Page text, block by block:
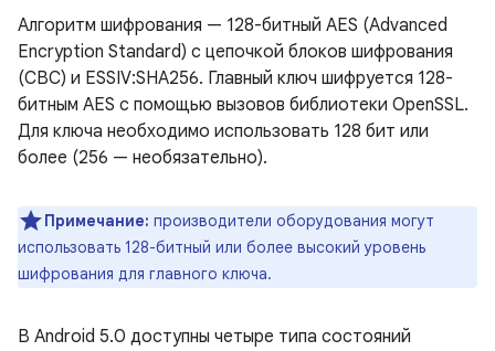
Алгоритм шифрования — 128-битный AES (Advanced
Encryption Standard) с цепочкой блоков шифрования
(CBC) и ESSIV:SHA256. Главный ключ шифруется 128-
битным AES с помощью вызовов библиотеки OpenSSL.
Для ключа необходимо использовать 128 бит или
более (256 — необязательно).
Примечание: производители оборудования могут
использовать 128-битный или более высокий уровень
шифрования для главного ключа.
В Android 5.0 доступны четыре типа состояний